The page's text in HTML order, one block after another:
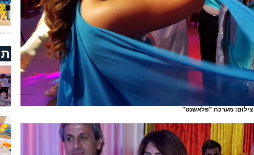
צילום: מערכת "פלאשנט"